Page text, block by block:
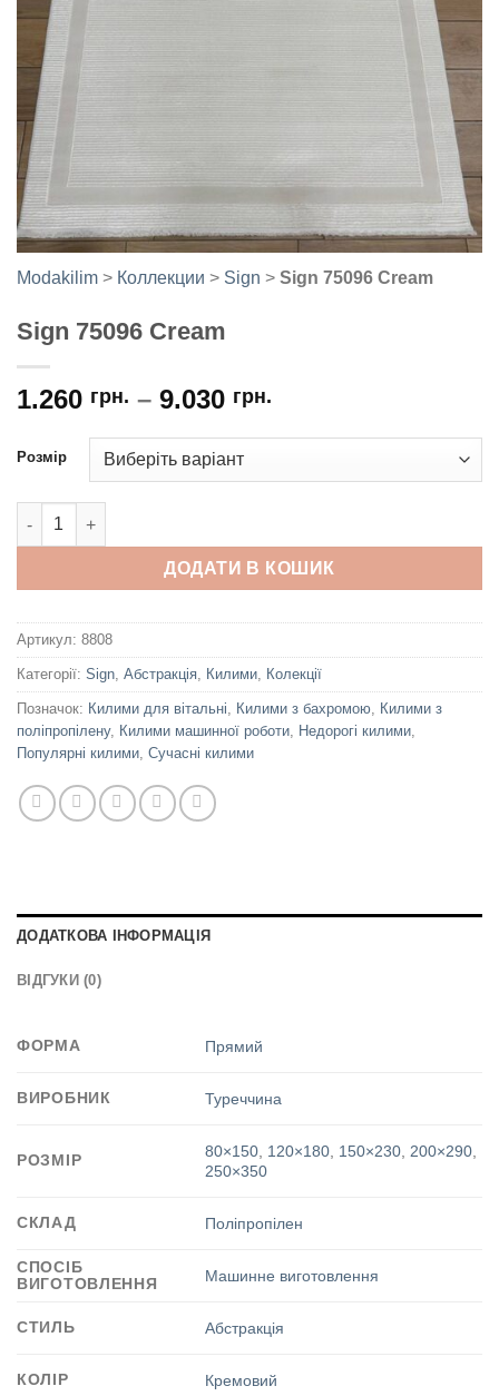
Modakilim > Коллекции > Sign > Sign 75096 Cream
Sign 75096 Cream
1.260 грн. – 9.030 грн.
Розмір
Sign 75096 Cream кількість
ДОДАТИ В КОШИК
Артикул: 8808
Категорії: Sign, Абстракція, Килими, Колекції
Позначок: Килими для вітальні, Килими з бахромою, Килими з
поліпропілену, Килими машинної роботи, Недорогі килими,
Популярні килими, Сучасні килими
ДОДАТКОВА ІНФОРМАЦІЯ
ВІДГУКИ (0)
ФОРМА Прямий
ВИРОБНИК Туреччина
РОЗМІР 80×150 120×180 150×230 200×290
250×350
СКЛАД Поліпропілен
СПОСІБ
ВИГОТОВЛЕННЯ
Машинне виготовлення
СТИЛЬ Абстракція
КОЛІР Кремовий